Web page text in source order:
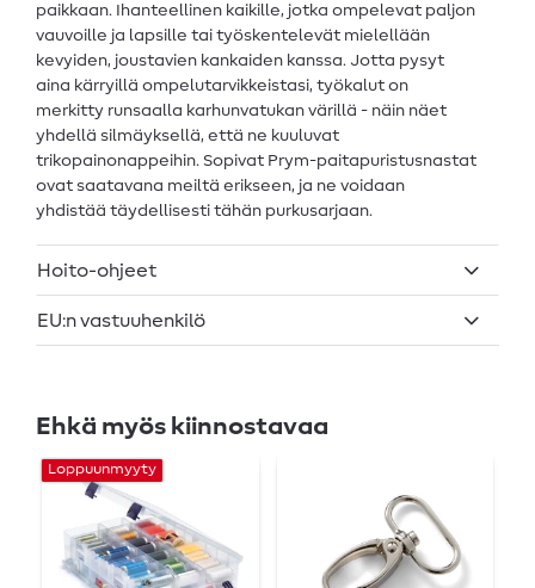
paikkaan. Ihanteellinen kaikille, jotka ompelevat paljon
vauvoille ja lapsille tai työskentelevät mielellään
kevyiden, joustavien kankaiden kanssa. Jotta pysyt
aina kärryillä ompelutarvikkeistasi, työkalut on
merkitty runsaalla karhunvatukan värillä - näin näet
yhdellä silmäyksellä, että ne kuuluvat
trikopainonappeihin. Sopivat Prym-paitapuristusnastat
ovat saatavana meiltä erikseen, ja ne voidaan
yhdistää täydellisesti tähän purkusarjaan.
Hoito-ohjeet
EU:n vastuuhenkilö
Ehkä myös kiinnostavaa
Loppuunmyyty